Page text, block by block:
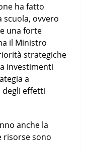
ha fatto
scuola, ovvero
una forte
il Ministro
strategiche
investimenti
a
degli effetti
anche la
risorse sono